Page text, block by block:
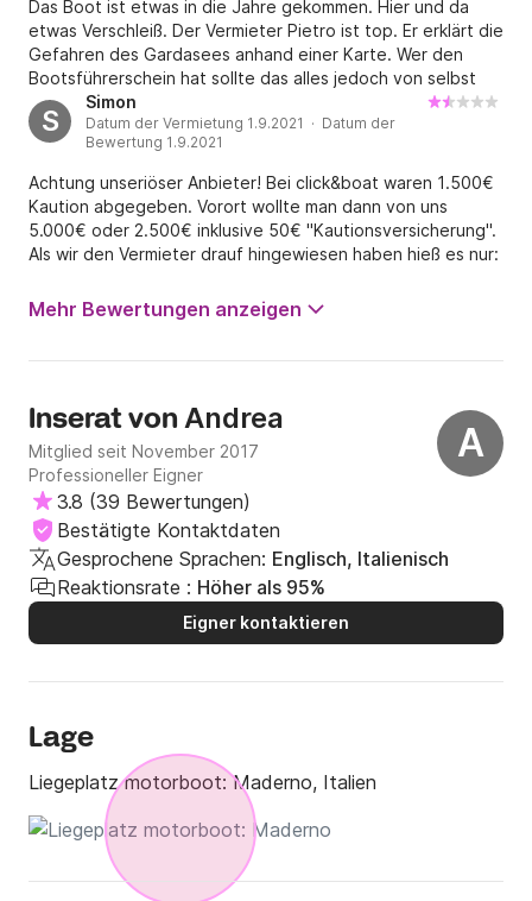
Das Boot ist etwas in die Jahre gekommen. Hier und da
etwas Verschleiß. Der Vermieter Pietro ist top. Er erklärt die
Gefahren des Gardasees anhand einer Karte. Wer den
Bootsführerschein hat sollte das alles jedoch von selbst
wissen. Vor Ort erfolgt dann noch eine kleine Einweisung.
Fender und Leinen sowie die Sicherheitsausrüstung sind
vorhanden. Die Abwicklung, Bezahlung und Rückgabe war
super und ohne Probleme. An dem Boot war die
Geschwindigkeitsanzeige und die Nachtbeleuchtung
defekt. Die Polster waren teils eingerissen. Ansonsten ist
der Vermieter zu empfehlen. Super Preis Leistung. Das
Boot hatte richtig Power und wir hatten 2 tolle Tage auf
S
Simon
Datum der Vermietung 1.9.2021 · Datum der
Bewertung 1.9.2021
Achtung unseriöser Anbieter! Bei click&boat waren 1.500€
Kaution abgegeben. Vorort wollte man dann von uns
5.000€ oder 2.500€ inklusive 50€ "Kautionsversicherung".
Als wir den Vermieter drauf hingewiesen haben hieß es nur:
bleiben". In meinen Augen ist das Abzocke und sollte so
nicht unterstützt werden. Das Boot war alt und sehr algig.
weil die Tankanzeige defekt war. Ich würde hier kein Boot
mehr mieten!
Mehr Bewertungen anzeigen
A
Inserat von Andrea
Mitglied seit November 2017
Professioneller Eigner
3.8 (39 Bewertungen)
Bestätigte Kontaktdaten
Gesprochene Sprachen: Englisch, Italienisch
Reaktionsrate : Höher als 95%
Eigner kontaktieren
Lage
Liegeplatz motorboot:Maderno, Italien